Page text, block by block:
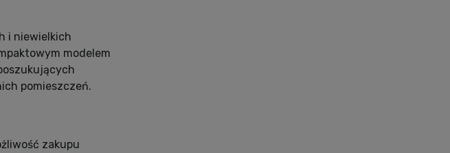
i niewielkich
modelem
pomieszczeń.
zakupu